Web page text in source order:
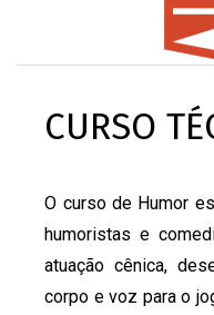
CURSO
O curso de Humor
humoristas e
atuação cênica,
corpo e voz para o